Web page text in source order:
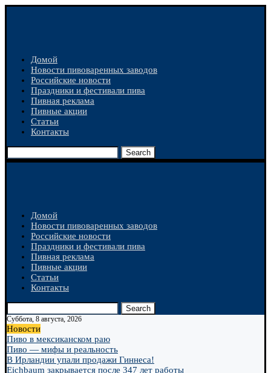
Домой
Новости пивоваренных заводов
Российские новости
Праздники и фестивали пива
Пивная реклама
Пивные акции
Статьи
Контакты
Search
Домой
Новости пивоваренных заводов
Российские новости
Праздники и фестивали пива
Пивная реклама
Пивные акции
Статьи
Контакты
Search
Суббота, 8 августа, 2026
Новости
Пиво в мексиканском раю
Пиво — мифы и реальность
В Ирландии упали продажи Гиннеса!
Eichbaum закрывается после 347 лет работы